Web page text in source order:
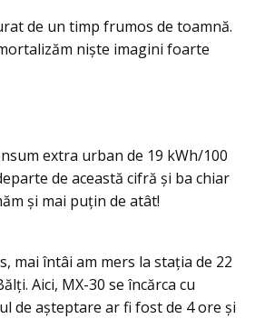
de un timp frumos de toamnă.
nişte imagini foarte
extra urban de 19 kWh/100
de această cifră și ba chiar
și mai puțin de atât!
mai întâi am mers la stația de 22
Aici, MX-30 se încărca cu
de așteptare ar fi fost de 4 ore și